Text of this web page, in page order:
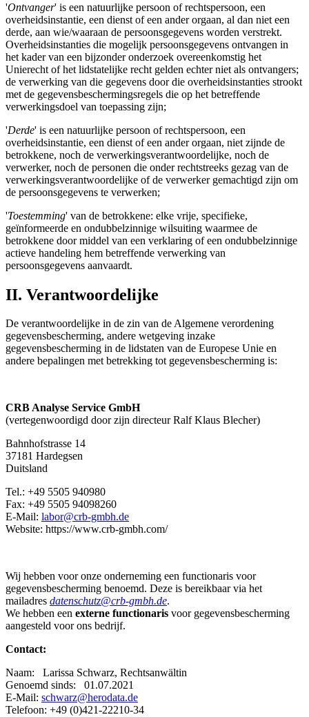
'Ontvanger' is een natuurlijke persoon of rechtspersoon, een
overheidsinstantie, een dienst of een ander orgaan, al dan niet een
derde, aan wie/waaraan de persoonsgegevens worden verstrekt.
Overheidsinstanties die mogelijk persoonsgegevens ontvangen in
het kader van een bijzonder onderzoek overeenkomstig het
Unierecht of het lidstatelijke recht gelden echter niet als ontvangers;
de verwerking van die gegevens door die overheidsinstanties strookt
met de gegevensbeschermingsregels die op het betreffende
verwerkingsdoel van toepassing zijn;
'Derde' is een natuurlijke persoon of rechtspersoon, een
overheidsinstantie, een dienst of een ander orgaan, niet zijnde de
betrokkene, noch de verwerkingsverantwoordelijke, noch de
verwerker, noch de personen die onder rechtstreeks gezag van de
verwerkingsverantwoordelijke of de verwerker gemachtigd zijn om
de persoonsgegevens te verwerken;
'Toestemming' van de betrokkene: elke vrije, specifieke,
geïnformeerde en ondubbelzinnige wilsuiting waarmee de
betrokkene door middel van een verklaring of een ondubbelzinnige
actieve handeling hem betreffende verwerking van
persoonsgegevens aanvaardt.
II. Verantwoordelijke
De verantwoordelijke in de zin van de Algemene verordening
gegevensbescherming, andere wetgeving inzake
gegevensbescherming in de lidstaten van de Europese Unie en
andere bepalingen met betrekking tot gegevensbescherming is:
CRB Analyse Service GmbH
(vertegenwoordigd door zijn directeur Ralf Klaus Blecher)
Bahnhofstrasse 14
37181 Hardegsen
Duitsland
Tel.: +49 5505 940980
Fax: +49 5505 94098260
E-Mail: labor@crb-gmbh.de
Website: https://www.crb-gmbh.com/
Wij hebben voor onze onderneming een functionaris voor
gegevensbescherming benoemd. Deze is bereikbaar via het
mailadres datenschutz@crb-gmbh.de.
We hebben een externe functionaris voor gegevensbescherming
aangesteld voor ons bedrijf.
Contact:
Naam: Larissa Schwarz, Rechtsanwältin
Genoemd sinds: 01.07.2021
E-Mail: schwarz@herodata.de
Telefoon: +49 (0)421-22210-34